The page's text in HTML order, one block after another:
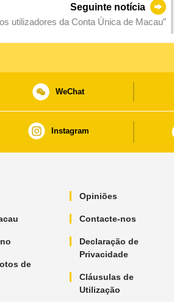
Seguinte notícia
utilizadores da Conta Única de Macau”
WeChat
Instagram
de
Opiniões
Contacte-nos
Declaração de
Privacidade
Cláusulas de
Utilização